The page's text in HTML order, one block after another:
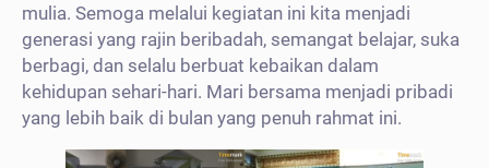
mulia. Semoga melalui kegiatan ini kita menjadi
generasi yang rajin beribadah, semangat belajar, suka
berbagi, dan selalu berbuat kebaikan dalam
kehidupan sehari-hari. Mari bersama menjadi pribadi
yang lebih baik di bulan yang penuh rahmat ini.